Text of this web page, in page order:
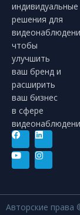
индивидуальные
решения для
чтобы
улучшить
ваш бренд и
расширить
ваш бизнес
в сфере
Авторские права